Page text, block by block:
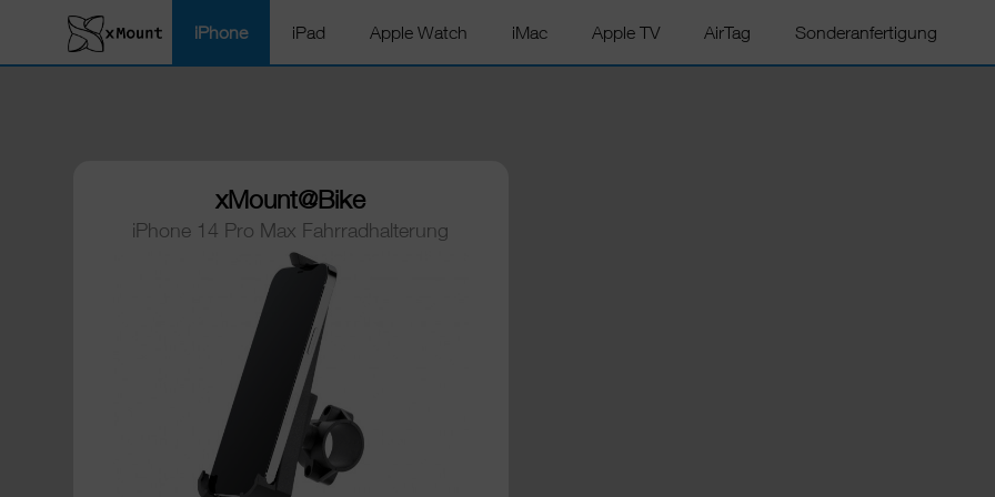
iPhone iPad Apple Watch iMac Apple TV AirTag Sonderanfertigung
xMount@Bike
iPhone 14 Pro Max Fahrradhalterung